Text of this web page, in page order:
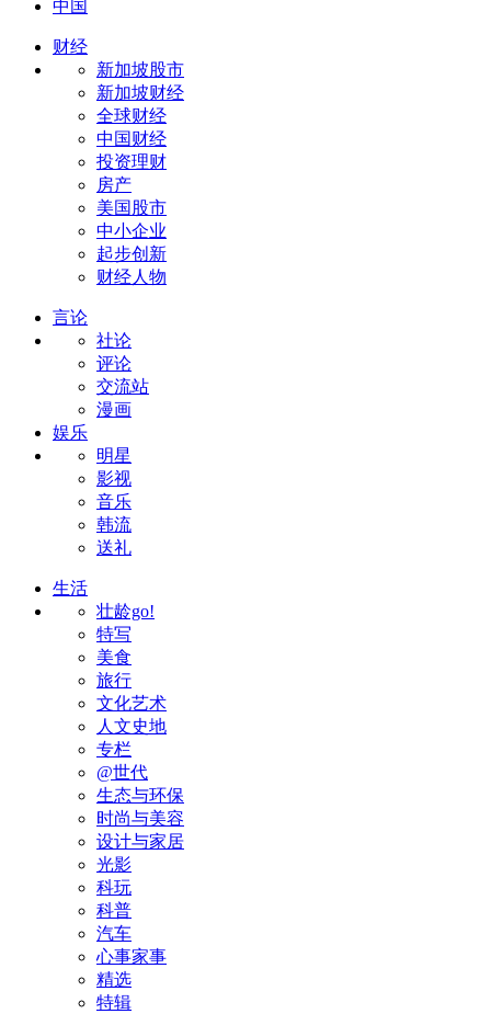
中国
财经
新加坡股市
新加坡财经
全球财经
中国财经
投资理财
房产
美国股市
中小企业
起步创新
财经人物
言论
社论
评论
交流站
漫画
娱乐
明星
影视
音乐
韩流
送礼
生活
壮龄go!
特写
美食
旅行
文化艺术
人文史地
专栏
@世代
生态与环保
时尚与美容
设计与家居
光影
科玩
科普
汽车
心事家事
精选
特辑